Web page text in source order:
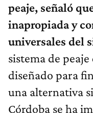
peaje, señaló
inapropiada y
universales del
sistema de
diseñado para
una alternativa
Córdoba se ha